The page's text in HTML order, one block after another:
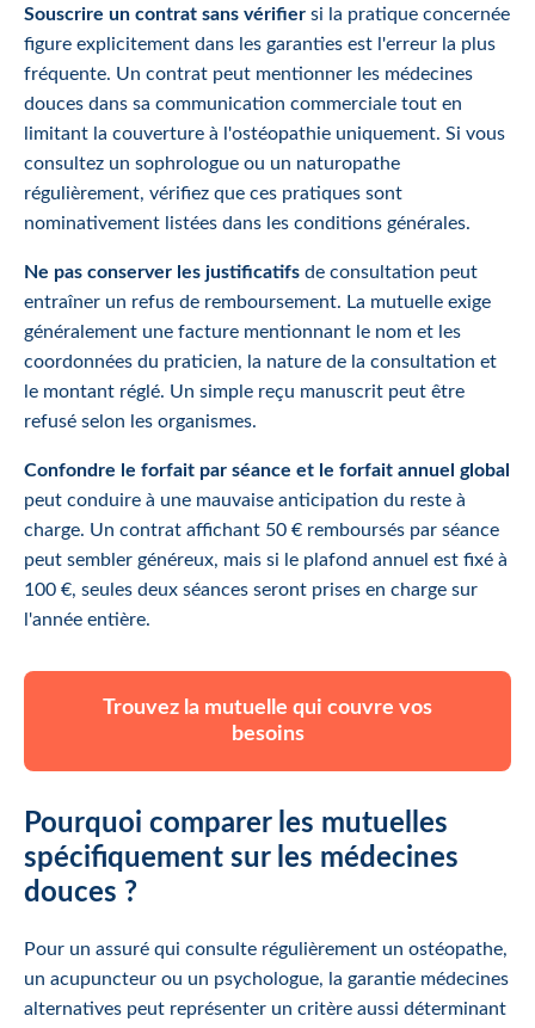
Souscrire un contrat sans vérifier si la pratique concernée
figure explicitement dans les garanties est l'erreur la plus
fréquente. Un contrat peut mentionner les médecines
douces dans sa communication commerciale tout en
limitant la couverture à l'ostéopathie uniquement. Si vous
consultez un sophrologue ou un naturopathe
régulièrement, vérifiez que ces pratiques sont
nominativement listées dans les conditions générales.
Ne pas conserver les justificatifs de consultation peut
entraîner un refus de remboursement. La mutuelle exige
généralement une facture mentionnant le nom et les
coordonnées du praticien, la nature de la consultation et
le montant réglé. Un simple reçu manuscrit peut être
refusé selon les organismes.
Confondre le forfait par séance et le forfait annuel global
peut conduire à une mauvaise anticipation du reste à
charge. Un contrat affichant 50 € remboursés par séance
peut sembler généreux, mais si le plafond annuel est fixé à
100 €, seules deux séances seront prises en charge sur
l'année entière.
Trouvez la mutuelle qui couvre vos
besoins
Pourquoi comparer les mutuelles
spécifiquement sur les médecines
douces ?
Pour un assuré qui consulte régulièrement un ostéopathe,
un acupuncteur ou un psychologue, la garantie médecines
alternatives peut représenter un critère aussi déterminant